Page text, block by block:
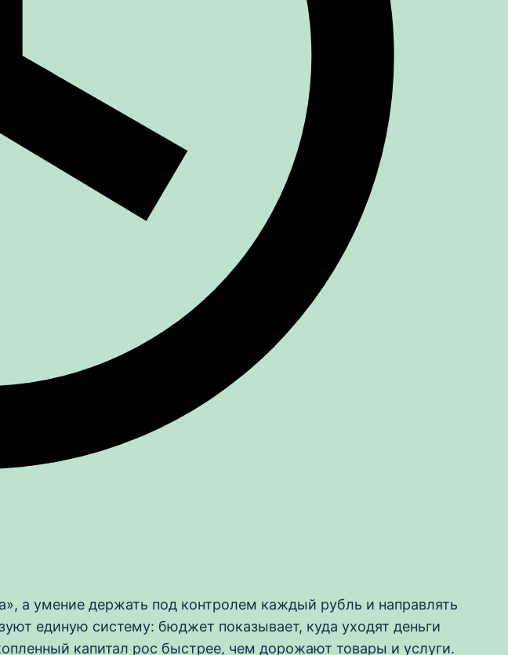
а умение держать под контролем каждый рубль и направлять
единую систему: бюджет показывает, куда уходят деньги
капитал рос быстрее, чем дорожают товары и услуги.